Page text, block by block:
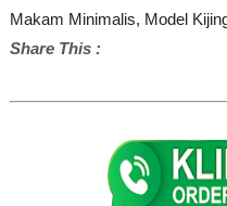
Makam Minimalis, Model
Share This :